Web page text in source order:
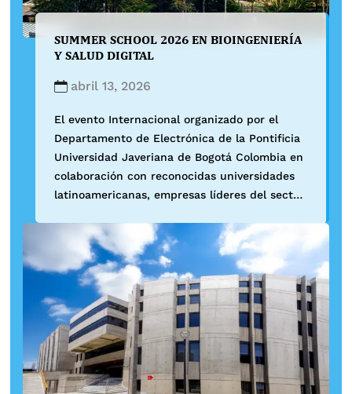
SUMMER SCHOOL 2026 EN BIOINGENIERÍA
Y SALUD DIGITAL
abril 13, 2026
El evento Internacional organizado por el
Departamento de Electrónica de la Pontificia
Universidad Javeriana de Bogotá Colombia en
colaboración con reconocidas universidades
latinoamericanas, empresas líderes del sector
sociedades científicas internacionales de
Ingeniería Biomédica, Bioingeniería y Física
Médica como son: CORAL, IFMBE e
IEEE/EMBS. Acompañará un […]